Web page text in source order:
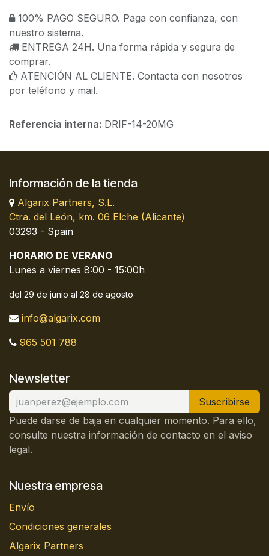
100% PAGO SEGURO. Paga con confianza, con
nuestro sistema.
ENTREGA 24H. Una forma rápida y segura de
comprar.
ATENCIÓN AL CLIENTE. Contacta con nosotros
por teléfono y mail.
Referencia interna: DRIF-14-20MG
Información de la tienda
Algarix Partners, S.L.
Ctra. del León, km. 06 Elche (Alicante)
03293 - Spain
HORARIO DE VERANO
Lunes a viernes 8:00 - 15:00h
del 29 de junio al 28 de agosto
info@algarix.com
965 501 788
Newsletter
Suscribirse
Puede darse de baja en cualquier momento. Para ello,
consulte nuestra información de contacto en el aviso
legal.
Nuestra empresa
Envío
Condiciones generales
Algarix Partners